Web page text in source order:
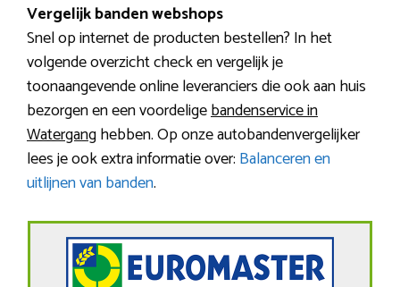
Vergelijk banden webshops
Snel op internet de producten bestellen? In het
volgende overzicht check en vergelijk je
toonaangevende online leveranciers die ook aan huis
bezorgen en een voordeligebandenservice in
Waterganghebben. Op onze autobandenvergelijker
lees je ook extra informatie over: Balanceren en
uitlijnen van banden.